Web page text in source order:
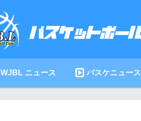
WJBL ニュース バスケニュース